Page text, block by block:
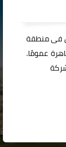
فى منطقة
عمومًا.